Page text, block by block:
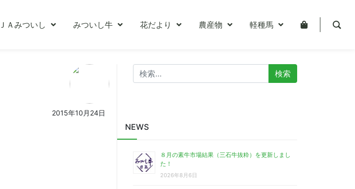
ＪＡみついし みついし牛 花だより 農産物 軽種馬
2015年10月24日
検
索:
NEWS
８月の素牛市場結果（三石牛抜粋）を更新しまし
た！
2026年8月6日